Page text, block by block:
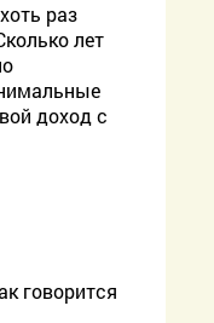
раз
лет
доход с
говорится